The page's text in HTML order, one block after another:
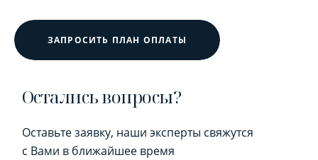
ЗАПРОСИТЬ ПЛАН ОПЛАТЫ
Остались вопросы?
Оставьте заявку, наши эксперты свяжутся
с Вами в ближайшее время